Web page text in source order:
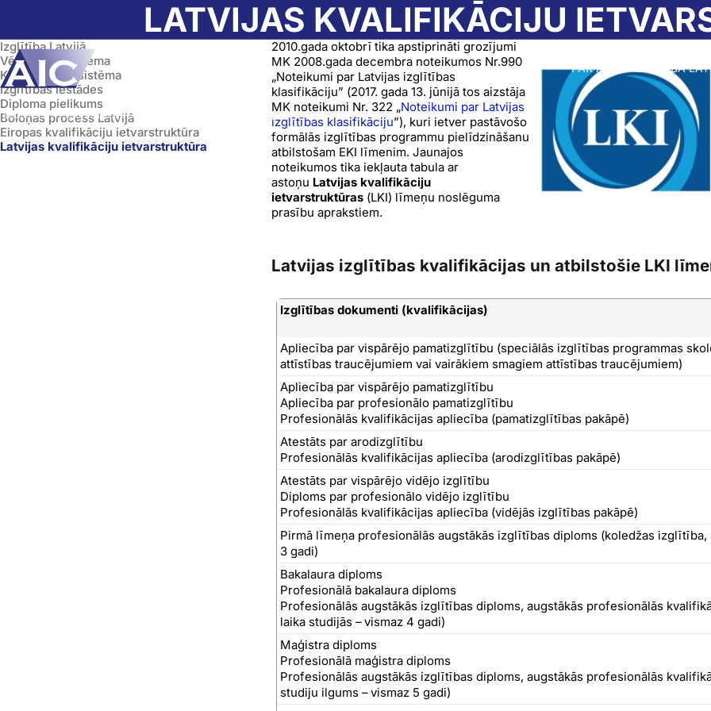
PAR AIC IZGLĪTĪBA
Sākumlapa ➝Izglītība Latvijā ➝ Latvijas kvalifikāciju ietvarstruktūra
LATVIJAS KVALIFIKĀCIJU
Izglītība Latvijā
Vērtēšanas sistēma
Kredītpunktu sistēma
Izglītības iestādes
Diploma pielikums
Boloņas process Latvijā
Eiropas kvalifikāciju ietvarstruktūra
Latvijas kvalifikāciju ietvarstruktūra
2010.gada oktobrī tika apstiprināti grozījumi
MK 2008.gada decembra noteikumos Nr.990
„Noteikumi par Latvijas izglītības
klasifikāciju” (2017. gada 13. jūnijā tos aizstāja
MK noteikumi Nr. 322 „Noteikumi par Latvijas
izglītības klasifikāciju”), kuri ietver pastāvošo
formālās izglītības programmu pielīdzināšanu
atbilstošam EKI līmenim. Jaunajos
noteikumos tika iekļauta tabula ar
astoņu Latvijas kvalifikāciju
ietvarstruktūras(LKI) līmeņu noslēguma
prasību aprakstiem.
Latvijas izglītības kvalifikācijas un atbilstošie LKI
Izglītības dokumenti (kvalifikācijas)
Apliecība par vispārējo pamatizglītību (speciālās izglītības programmas
attīstības traucējumiem vai vairākiem smagiem attīstības traucējumiem)
Apliecība par vispārējo pamatizglītību
Apliecība par profesionālo pamatizglītību
Profesionālās kvalifikācijas apliecība (pamatizglītības pakāpē)
Atestāts par arodizglītību
Profesionālās kvalifikācijas apliecība (arodizglītības pakāpē)
Atestāts par vispārējo vidējo izglītību
Diploms par profesionālo vidējo izglītību
Profesionālās kvalifikācijas apliecība (vidējās izglītības pakāpē)
Pirmā līmeņa profesionālās augstākās izglītības diploms (koledžas
3 gadi)
Bakalaura diploms
Profesionālā bakalaura diploms
Profesionālās augstākās izglītības diploms, augstākās profesionālās
laika studijās – vismaz 4 gadi)
Maģistra diploms
Profesionālā maģistra diploms
Profesionālās augstākās izglītības diploms, augstākās profesionālās
studiju ilgums – vismaz 5 gadi)